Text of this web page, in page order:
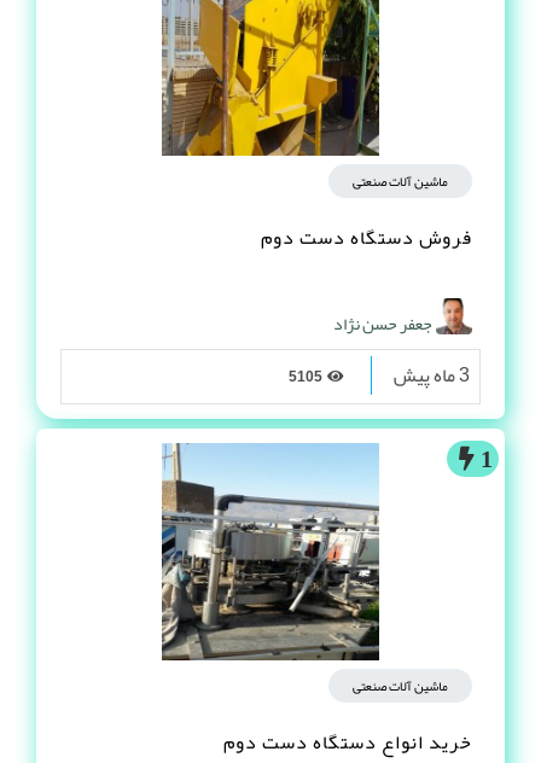
ماشین آلات صنعتی
فروش دستگاه دست دوم
جعفر حسن نژاد
3 ماه پیش
1
ماشین آلات صنعتی
خرید انواع دستگاه دست دوم